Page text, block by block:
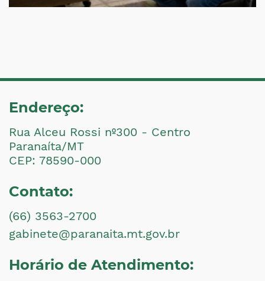
Endereço:
Rua Alceu Rossi nº300 - Centro
Paranaíta/MT
CEP: 78590-000
Contato:
(66) 3563-2700
gabinete@paranaita.mt.gov.br
Horário de Atendimento: